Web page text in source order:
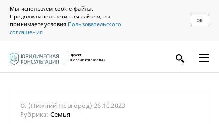
Мы используем cookie-файлы.
Продолжая пользоваться сайтом, вы
принимаете условия Пользовательского
соглашения
ОК
Проект
«Российской газеты»
О. (Нижний Новгород)26.10.2023
Рубрика: Семья